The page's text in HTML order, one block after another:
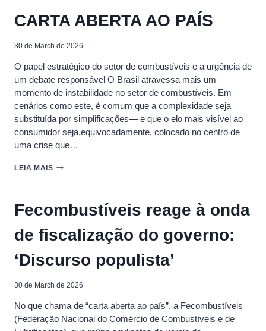
À
AO
DIESEL
CARTA ABERTA AO PAÍS
30 de March de 2026
O papel estratégico do setor de combustíveis e a urgência de
um debate responsável O Brasil atravessa mais um
momento de instabilidade no setor de combustíveis. Em
cenários como este, é comum que a complexidade seja
substituída por simplificações— e que o elo mais visível ao
consumidor seja,equivocadamente, colocado no centro de
uma crise que…
LEIA MAIS CARTA
Fecombustíveis reage à onda
de fiscalização do governo:
‘Discurso populista’
30 de March de 2026
No que chama de “carta aberta ao país”, a Fecombustíveis
(Federação Nacional do Comércio de Combustíveis e de